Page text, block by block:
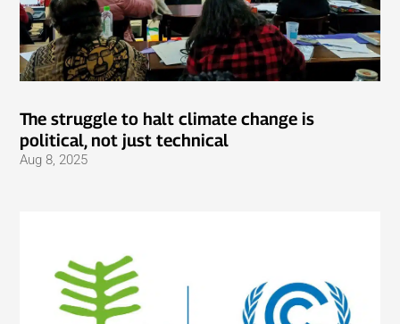
The struggle to halt climate change is
political, not just technical
Aug 8, 2025